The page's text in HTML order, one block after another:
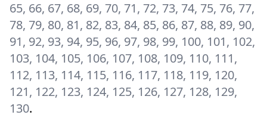
65, 66, 67, 68, 69, 70, 71, 72, 73, 74, 75, 76, 77,
78, 79, 80, 81, 82, 83, 84, 85, 86, 87, 88, 89, 90,
91, 92, 93, 94, 95, 96, 97, 98, 99, 100, 101, 102,
103, 104, 105, 106, 107, 108, 109, 110, 111,
112, 113, 114, 115, 116, 117, 118, 119, 120,
121, 122, 123, 124, 125, 126, 127, 128, 129,
130.